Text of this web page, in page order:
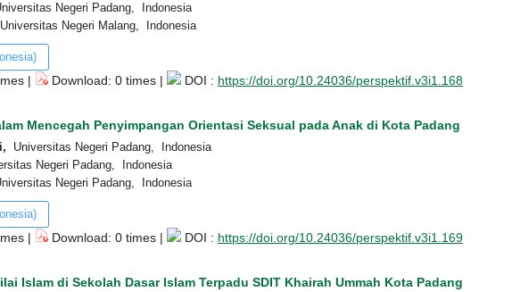
Negeri Padang, Indonesia
Universitas Negeri Malang, Indonesia
| Download: 0 times | DOI : https://doi.org/10.24036/perspektif.v3i1.168
Mencegah Penyimpangan Orientasi Seksual pada Anak di Kota Padang
Universitas Negeri Padang, Indonesia
Negeri Padang, Indonesia
Negeri Padang, Indonesia
| Download: 0 times | DOI : https://doi.org/10.24036/perspektif.v3i1.169
Islam di Sekolah Dasar Islam Terpadu SDIT Khairah Ummah Kota Padang